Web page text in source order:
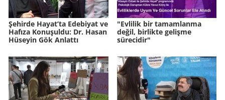
Şehirde Hayat’ta Edebiyat ve
Hafıza Konuşuldu: Dr. Hasan
Hüseyin Gök Anlattı
"Evlilik bir tamamlanma
değil, birlikte gelişme
sürecidir"